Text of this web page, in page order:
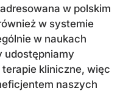
w polskim
w systemie
w naukach
udostępniamy
kliniczne, więc
naszych